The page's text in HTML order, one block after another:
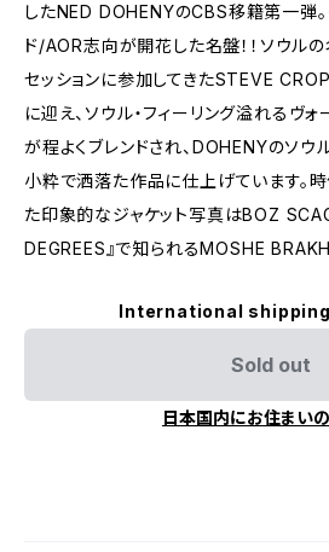
したNED DOHENYのCBS移籍第一弾
ド/AOR志向が開花した名盤！！ソウル
セッションに参加してきたSTEVE
に迎え、ソウル・フィーリング溢れるヴォ
が程よくブレンドされ、DOHENYのソ
小粋で洒落た作品に仕上げています。
た印象的なジャケット写真はBOZ
DEGREES』で知られるMOSHE
International
Sold out
日本国内にお住まい